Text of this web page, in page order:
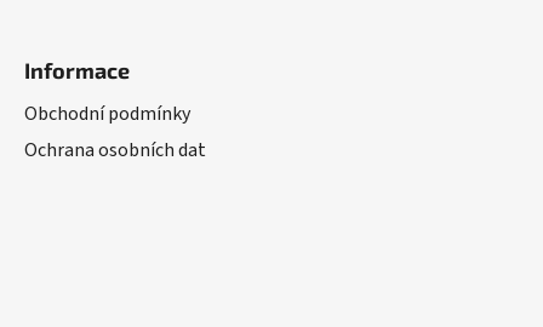
Informace
Obchodní podmínky
Ochrana osobních dat